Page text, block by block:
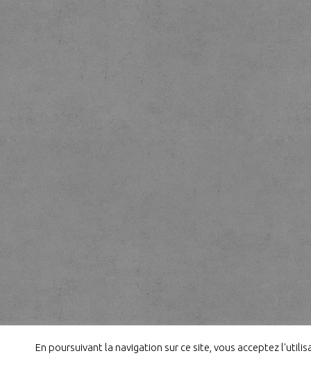
En poursuivant la navigation sur ce site, vous acceptez